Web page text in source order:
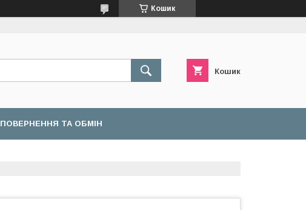
Кошик
Кошик
ПОВЕРНЕННЯ ТА ОБМІН